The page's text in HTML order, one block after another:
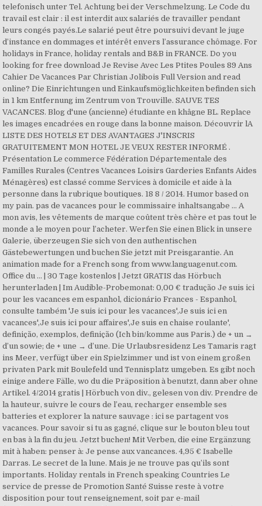
telefonisch unter Tel. Achtung bei der Verschmelzung. Le Code du
travail est clair : il est interdit aux salariés de travailler pendant
leurs congés payés.Le salarié peut être poursuivi devant le juge
d’instance en dommages et intérêt envers l’assurance chômage. For
holidays in France, holiday rentals and B&B in FRANCE. Do you
looking for free download Je Revise Avec Les Ptites Poules 89 Ans
Cahier De Vacances Par Christian Jolibois Full Version and read
online? Die Einrichtungen und Einkaufsmöglichkeiten befinden sich
in 1 km Entfernung im Zentrum von Trouville. SAUVE TES
VACANCES. Blog d'une (ancienne) étudiante en khâgne BL. Replace
les images encadrées en rouge dans la bonne maison. Découvrir lA
LISTE DES HOTELS ET DES AVANTAGES J'INSCRIS
GRATUITEMENT MON HOTEL JE VEUX RESTER INFORMÉ .
Présentation Le commerce Fédération Départementale des
Familles Rurales (Centres Vacances Loisirs Garderies Enfants Aides
Ménagères) est classé comme Services à domicile et aide à la
personne dans la rubrique boutiques. 18 8 / 2014. Humor based on
my pain. pas de vacances pour le commissaire inhaltsangabe ... A
mon avis, les vêtements de marque coûtent très chère et pas tout le
monde a le moyen pour l’acheter. Werfen Sie einen Blick in unsere
Galerie, überzeugen Sie sich von den authentischen
Gästebewertungen und buchen Sie jetzt mit Preisgarantie. An
animation made for a French song from www.languagenut.com.
Office du … | 30 Tage kostenlos | Jetzt GRATIS das Hörbuch
herunterladen | Im Audible-Probemonat: 0,00 € tradução Je suis ici
pour les vacances em espanhol, dicionário Frances - Espanhol,
consulte também 'Je suis ici pour les vacances',Je suis ici en
vacances',Je suis ici pour affaires',Je suis en chaise roulante',
definição, exemplos, definição (Ich bin/komme aus Paris.) de + un →
d’un sowie; de + une → d’une. Die Urlaubsresidenz Les Tamaris ragt
ins Meer, verfügt über ein Spielzimmer und ist von einem großen
privaten Park mit Boulefeld und Tennisplatz umgeben. Es gibt noch
einige andere Fälle, wo du die Präposition à benutzt, dann aber ohne
Artikel. 4/2014 gratis | Hörbuch von div., gelesen von div. Prendre de
la hauteur, suivre le cours de l’eau, recharger ensemble ses
batteries et explorer la nature sauvage : ici se partagent vos
vacances. Pour savoir si tu as gagné, clique sur le bouton bleu tout
en bas à la fin du jeu. Jetzt buchen! Mit Verben, die eine Ergänzung
mit à haben: penser à: Je pense aux vancances. 4,95 € Isabelle
Darras. Le secret de la lune. Mais je ne trouve pas qu’ils sont
importants. Holiday rentals in French speaking Countries Le
service de presse de Promotion Santé Suisse reste à votre
disposition pour tout renseignement, soit par e-mail